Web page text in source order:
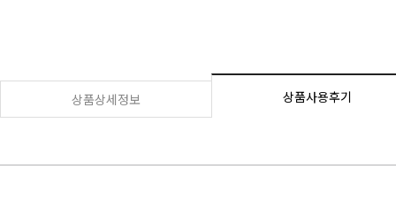
상품상세정보 상품사용후기